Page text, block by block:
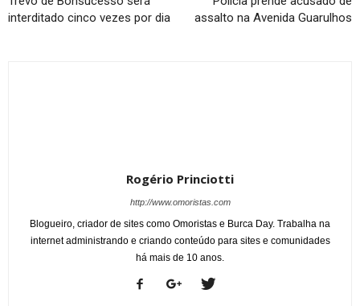
interditado cinco vezes por dia
assalto na Avenida Guarulhos
Rogério Princiotti
http://www.omoristas.com
Blogueiro, criador de sites como Omoristas e Burca Day. Trabalha na
internet administrando e criando conteúdo para sites e comunidades
há mais de 10 anos.